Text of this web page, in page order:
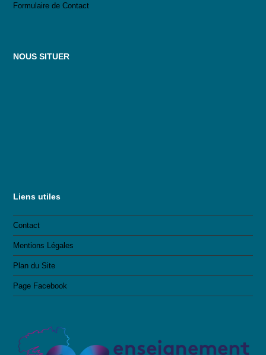
Formulaire de Contact
NOUS SITUER
Liens utiles
Contact
Mentions Légales
Plan du Site
Page Facebook